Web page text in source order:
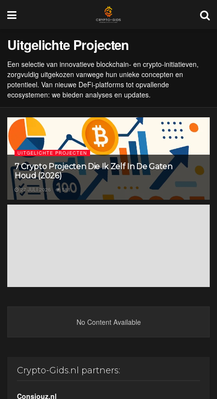
Uitgelichte Projecten
Een selectie van innovatieve blockchain- en crypto-initiatieven,
zorgvuldig uitgekozen vanwege hun unieke concepten en
potentieel. Van nieuwe DeFi-platforms tot opvallende
ecosystemen: we bieden analyses en updates.
UITGELICHTE PROJECTEN
7 Crypto Projecten Die Ik Zelf In De Gaten
Houd (2026)
27 JULI 2026 581
No Content Available
Crypto-Gids.nl partners:
Consiouz.nl